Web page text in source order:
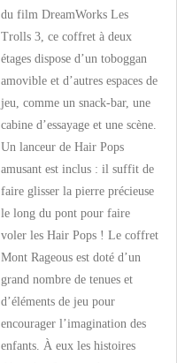
du film DreamWorks Les
Trolls 3, ce coffret à deux
étages dispose d’un toboggan
amovible et d’autres espaces de
jeu, comme un snack-bar, une
cabine d’essayage et une scène.
Un lanceur de Hair Pops
amusant est inclus : il suffit de
faire glisser la pierre précieuse
le long du pont pour faire
voler les Hair Pops ! Le coffret
Mont Rageous est doté d’un
grand nombre de tenues et
d’éléments de jeu pour
encourager l’imagination des
enfants. À eux les histoires